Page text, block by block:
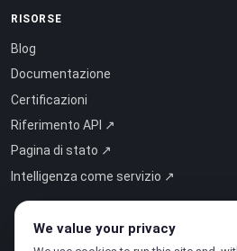
RISORSE
Blog
Documentazione
Certificazioni
Riferimento API ↗
Pagina di stato ↗
Intelligenza come servizio ↗
We value your privacy